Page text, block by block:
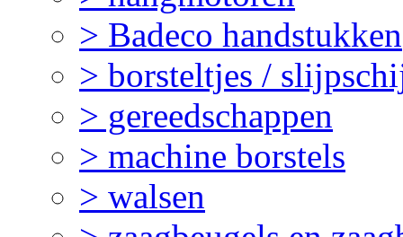
> Badeco handstukken
> borsteltjes /
> gereedschappen
> machine borstels
> walsen